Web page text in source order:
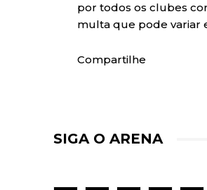
por todos os clubes
multa que pode variar
Compartilhe
SIGA O ARENA